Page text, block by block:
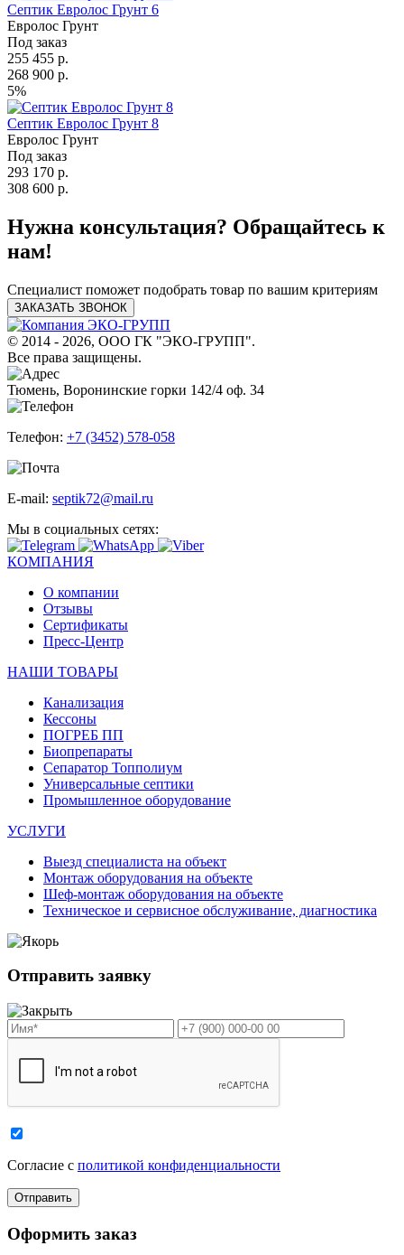
Септик Евролос Грунт 6
Евролос Грунт
Под заказ
255 455 р.
268 900 р.
5%
Септик Евролос Грунт 8
Евролос Грунт
Под заказ
293 170 р.
308 600 р.
Нужна консультация? Обращайтесь к
нам!
Специалист поможет подобрать товар по вашим критериям
ЗАКАЗАТЬ ЗВОНОК
© 2014 - 2026, ООО ГК "ЭКО-ГРУПП".
Все права защищены.
Тюмень, Воронинские горки 142/4 оф. 34
Телефон: +7 (3452) 578-058
E-mail: septik72@mail.ru
Мы в социальных сетях:
КОМПАНИЯ
О компании
Отзывы
Сертификаты
Пресс-Центр
НАШИ ТОВАРЫ
Канализация
Кессоны
ПОГРЕБ ПП
Биопрепараты
Сепаратор Топполиум
Универсальные септики
Промышленное оборудование
УСЛУГИ
Выезд специалиста на объект
Монтаж оборудования на объекте
Шеф-монтаж оборудования на объекте
Техническое и сервисное обслуживание, диагностика
Отправить заявку
Cогласие с политикой конфиденциальности
Оформить заказ